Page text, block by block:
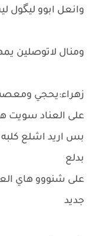
وانعل ابوو ليگول
ومنال لاتوصلين
زهراء:يحجي
على العناد سويت
بس اريد اشلع
بدلع
على شنووو هاي
جديد